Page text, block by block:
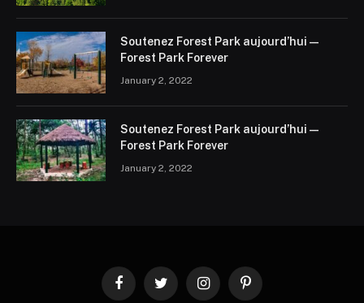
Soutenez Forest Park aujourd’hui —
Forest Park Forever
January 2, 2022
Soutenez Forest Park aujourd’hui —
Forest Park Forever
January 2, 2022
FacebookTwitter InstagramPinterest